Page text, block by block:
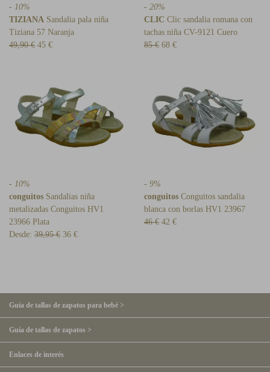
- 10%
TIZIANA Sandalia pala niña
Tiziana 57 Naranja
49,90 € 45 €
- 20%
CLIC Clic sandalia romana con
tachas niña CV-9121 Cuero
85 € 68 €
- 10%
conguitos Sandalias niña
metalizadas Conguitos HV1
23966 Plata
Desde: 39,95 € 36 €
- 9%
conguitos Conguitos sandalia
blanca con borlas HV1 23967
46 € 42 €
Guía de tallas de zapatos para bebé >
Guía de tallas de zapatos >
Enlaces de interés